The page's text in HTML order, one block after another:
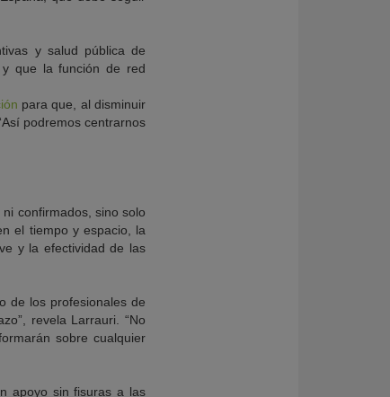
y salud pública de
que la función de red
para que, al disminuir
podremos centrarnos
confirmados, sino solo
el tiempo y espacio, la
y la efectividad de las
de los profesionales de
revela Larrauri. “No
sobre cualquier
apoyo sin fisuras a las